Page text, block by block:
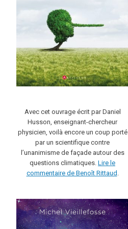
Avec cet ouvrage écrit par Daniel
Husson, enseignant-chercheur
physicien, voilà encore un coup porté
par un scientifique contre
l’unanimisme de façade autour des
questions climatiques. Lire le
commentaire de Benoît Rittaud